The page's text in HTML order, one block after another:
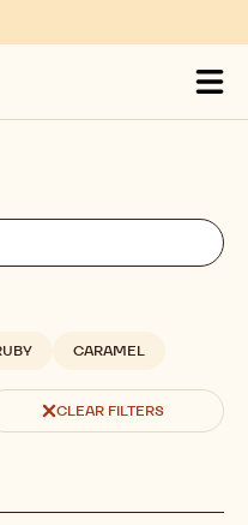
CARAMEL
CLEAR FILTERS